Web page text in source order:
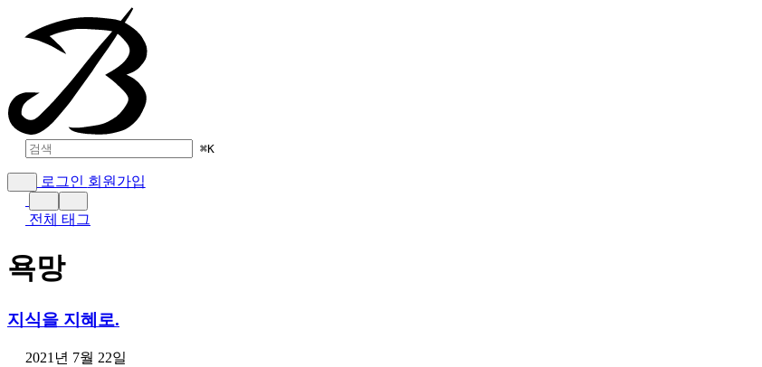
⌘K
로그인 회원가입
전체 태그
욕망
지식을 지혜로.
2021년 7월 22일